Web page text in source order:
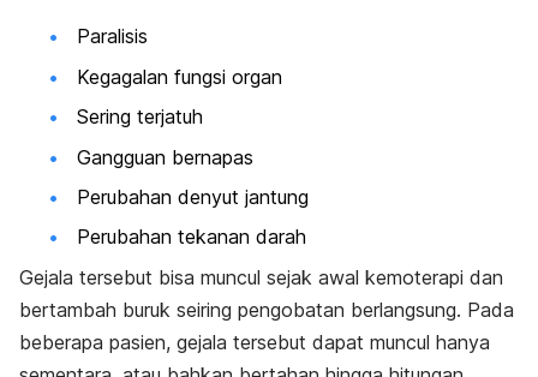
Paralisis
Kegagalan fungsi organ
Sering terjatuh
Gangguan bernapas
Perubahan denyut jantung
Perubahan tekanan darah
Gejala tersebut bisa muncul sejak awal kemoterapi dan
bertambah buruk seiring pengobatan berlangsung. Pada
beberapa pasien, gejala tersebut dapat muncul hanya